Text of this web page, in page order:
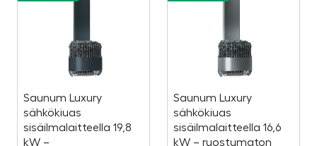
Saunum Luxury
sähkökiuas
sisäilmalaitteella 19,8
kW –
Saunum Luxury
sähkökiuas
sisäilmalaitteella 16,6
kW – ruostumaton